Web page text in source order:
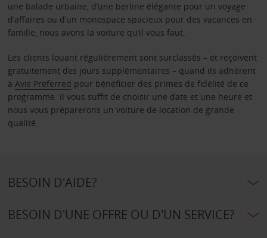
une balade urbaine, d’une berline élégante pour un voyage
d’affaires ou d’un monospace spacieux pour des vacances en
famille, nous avons la voiture qu’il vous faut.
Les clients louant régulièrement sont surclassés – et reçoivent
gratuitement des jours supplémentaires – quand ils adhèrent
à Avis Preferred pour bénéficier des primes de fidélité de ce
programme. Il vous suffit de choisir une date et une heure et
nous vous préparerons un voiture de location de grande
qualité.
BESOIN D'AIDE?
BESOIN D'UNE OFFRE OU D'UN SERVICE?